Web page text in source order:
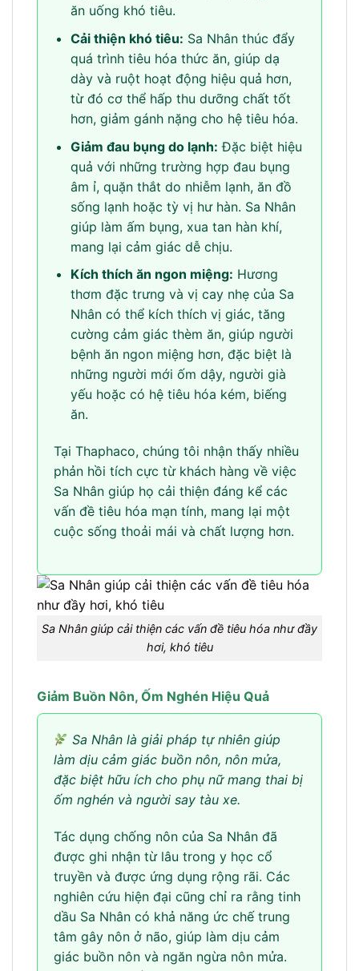
ăn uống khó tiêu.
Cải thiện khó tiêu: Sa Nhân thúc đẩy
quá trình tiêu hóa thức ăn, giúp dạ
dày và ruột hoạt động hiệu quả hơn,
từ đó cơ thể hấp thu dưỡng chất tốt
hơn, giảm gánh nặng cho hệ tiêu hóa.
Giảm đau bụng do lạnh: Đặc biệt hiệu
quả với những trường hợp đau bụng
âm ỉ, quặn thắt do nhiễm lạnh, ăn đồ
sống lạnh hoặc tỳ vị hư hàn. Sa Nhân
giúp làm ấm bụng, xua tan hàn khí,
mang lại cảm giác dễ chịu.
Kích thích ăn ngon miệng: Hương
thơm đặc trưng và vị cay nhẹ của Sa
Nhân có thể kích thích vị giác, tăng
cường cảm giác thèm ăn, giúp người
bệnh ăn ngon miệng hơn, đặc biệt là
những người mới ốm dậy, người già
yếu hoặc có hệ tiêu hóa kém, biếng
ăn.
Tại Thaphaco, chúng tôi nhận thấy nhiều
phản hồi tích cực từ khách hàng về việc
Sa Nhân giúp họ cải thiện đáng kể các
vấn đề tiêu hóa mạn tính, mang lại một
cuộc sống thoải mái và chất lượng hơn.
Sa Nhân giúp cải thiện các vấn đề tiêu hóa như đầy
hơi, khó tiêu
Giảm Buồn Nôn, Ốm Nghén Hiệu Quả
Sa Nhân là giải pháp tự nhiên giúp
làm dịu cảm giác buồn nôn, nôn mửa,
đặc biệt hữu ích cho phụ nữ mang thai bị
ốm nghén và người say tàu xe.
Tác dụng chống nôn của Sa Nhân đã
được ghi nhận từ lâu trong y học cổ
truyền và được ứng dụng rộng rãi. Các
nghiên cứu hiện đại cũng chỉ ra rằng tinh
dầu Sa Nhân có khả năng ức chế trung
tâm gây nôn ở não, giúp làm dịu cảm
giác buồn nôn và ngăn ngừa nôn mửa.